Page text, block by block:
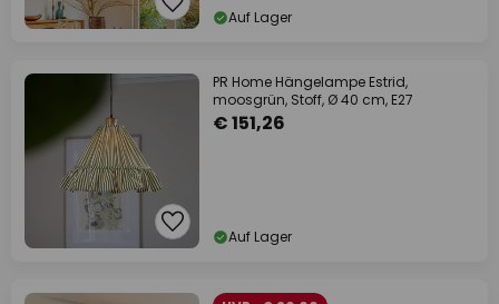
Auf Lager
PR Home Hängelampe Estrid,
moosgrün, Stoff, Ø 40 cm, E27
€ 151,26
Auf Lager